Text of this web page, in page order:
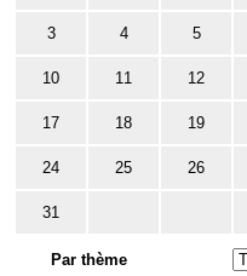
3 4 5
10 11 12
17 18 19
24 25 26
31
Par thème